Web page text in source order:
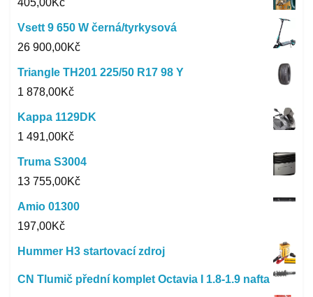
Vsett 9 650 W černá/tyrkysová
26 900,00Kč
Triangle TH201 225/50 R17 98 Y
1 878,00Kč
Kappa 1129DK
1 491,00Kč
Truma S3004
13 755,00Kč
Amio 01300
197,00Kč
Hummer H3 startovací zdroj
CN Tlumič přední komplet Octavia I 1.8-1.9 nafta